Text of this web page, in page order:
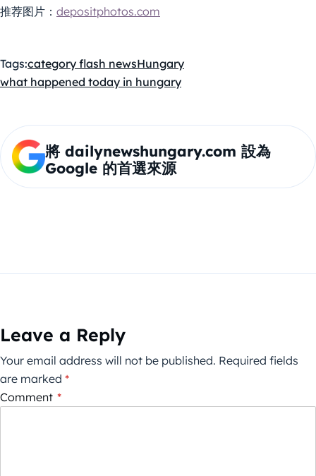
推荐图片： depositphotos.com
Tags:category flash newsHungary
what happened today in hungary
將 dailynewshungary.com 設為
Google 的首選來源
Leave a Reply
Your email address will not be published. Required fields
are marked *
Comment *